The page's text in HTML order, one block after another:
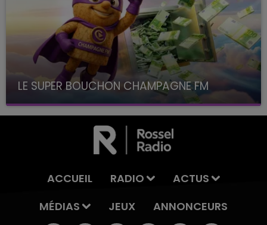
LE SUPER BOUCHON CHAMPAGNE FM
avec La Famille Champagne FM, à 8H10
ACCUEIL RADIO
ACTUS
MÉDIAS
JEUX ANNONCEURS